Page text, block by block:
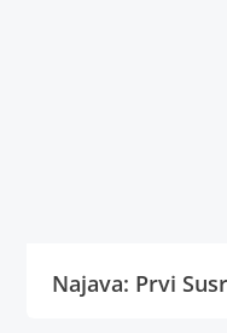
Najava: Prvi